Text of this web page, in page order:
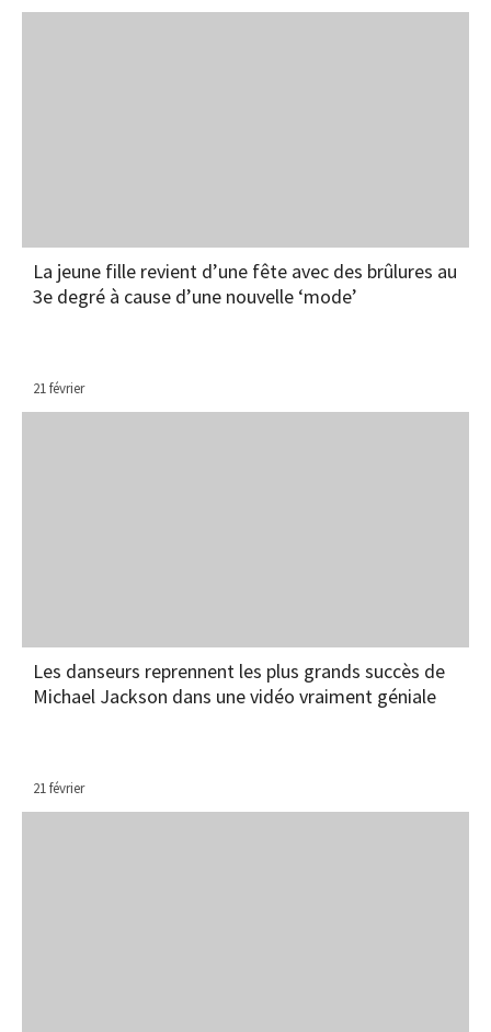
La jeune fille revient d’une fête avec des brûlures au
3e degré à cause d’une nouvelle ‘mode’
21 février
Les danseurs reprennent les plus grands succès de
Michael Jackson dans une vidéo vraiment géniale
21 février